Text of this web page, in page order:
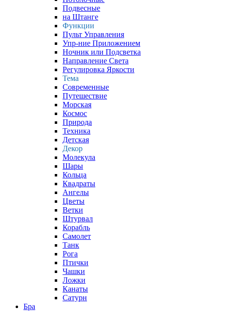
Подвесные
на Штанге
Функции
Пульт Управления
Упр-ние Приложением
Ночник или Подсветка
Направление Света
Регулировка Яркости
Тема
Современные
Путешествие
Морская
Космос
Природа
Техника
Детская
Декор
Молекула
Шары
Кольца
Квадраты
Ангелы
Цветы
Ветки
Штурвал
Корабль
Самолет
Танк
Рога
Птички
Чашки
Ложки
Канаты
Сатурн
Бра